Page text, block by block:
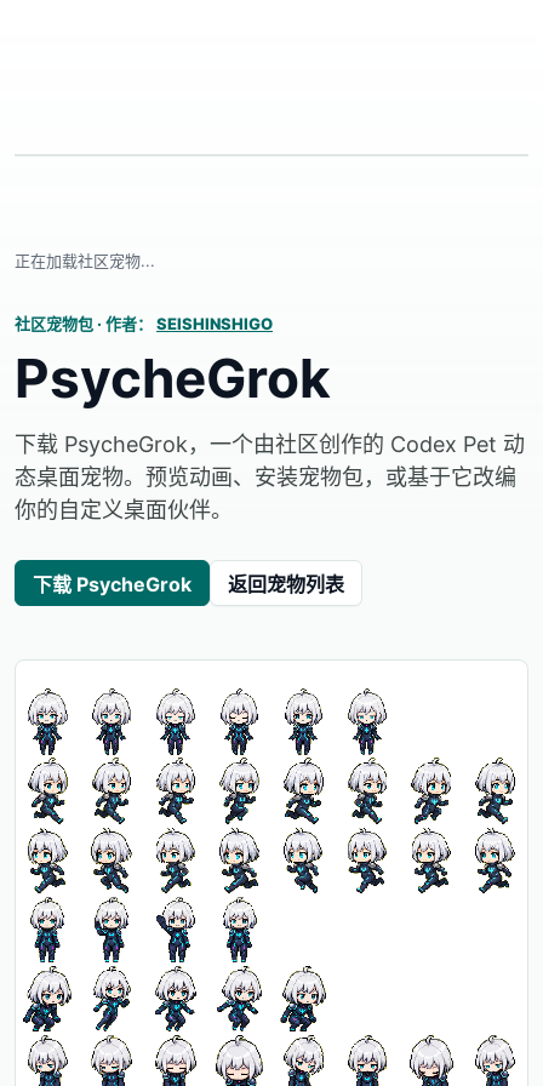
正在加载社区宠物...
社区宠物包 · 作者： SEISHINSHIGO
PsycheGrok
下载 PsycheGrok，一个由社区创作的 Codex Pet 动
态桌面宠物。预览动画、安装宠物包，或基于它改编
你的自定义桌面伙伴。
下载 PsycheGrok 返回宠物列表